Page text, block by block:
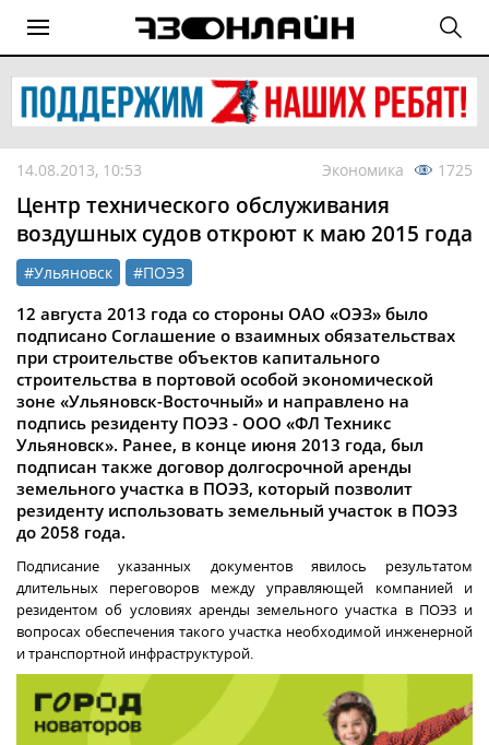
14.08.2013, 10:53 Экономика 1725
Центр технического обслуживания
воздушных судов откроют к маю 2015 года
#Ульяновск #ПОЭЗ
12 августа 2013 года со стороны ОАО «ОЭЗ» было
подписано Соглашение о взаимных обязательствах
при строительстве объектов капитального
строительства в портовой особой экономической
зоне «Ульяновск-Восточный» и направлено на
подпись резиденту ПОЭЗ - ООО «ФЛ Техникс
Ульяновск». Ранее, в конце июня 2013 года, был
подписан также договор долгосрочной аренды
земельного участка в ПОЭЗ, который позволит
резиденту использовать земельный участок в ПОЭЗ
до 2058 года.
Подписание указанных документов явилось результатом
длительных переговоров между управляющей компанией и
резидентом об условиях аренды земельного участка в ПОЭЗ и
вопросах обеспечения такого участка необходимой инженерной
и транспортной инфраструктурой.